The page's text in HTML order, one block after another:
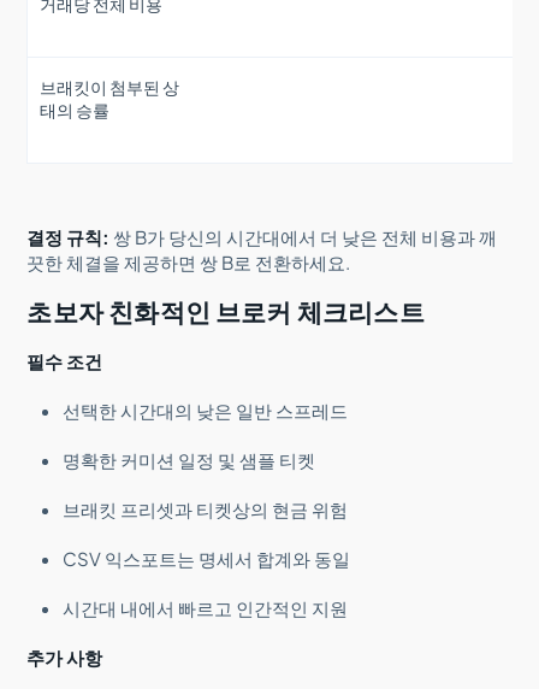
거래당 전체 비용
브래킷이 첨부된 상
태의 승률
결정 규칙: 쌍 B가 당신의 시간대에서 더 낮은 전체 비용과 깨
끗한 체결을 제공하면 쌍 B로 전환하세요.
초보자 친화적인 브로커 체크리스트
필수 조건
선택한 시간대의 낮은 일반 스프레드
명확한 커미션 일정 및 샘플 티켓
브래킷 프리셋과 티켓상의 현금 위험
CSV 익스포트는 명세서 합계와 동일
시간대 내에서 빠르고 인간적인 지원
추가 사항